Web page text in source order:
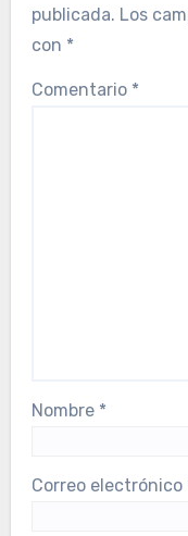
publicada. Los
con *
Comentario *
Nombre *
Correo electrónico